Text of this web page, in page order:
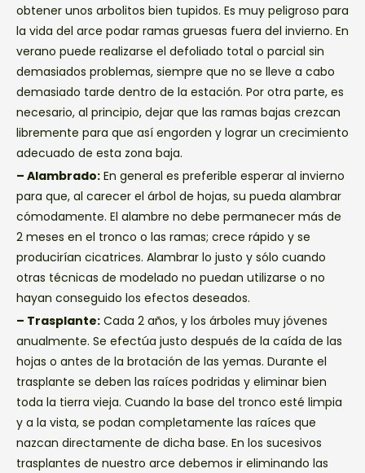
obtener unos arbolitos bien tupidos. Es muy peligroso para
la vida del arce podar ramas gruesas fuera del invierno. En
verano puede realizarse el defoliado total o parcial sin
demasiados problemas, siempre que no se lleve a cabo
demasiado tarde dentro de la estación. Por otra parte, es
necesario, al principio, dejar que las ramas bajas crezcan
libremente para que así engorden y lograr un crecimiento
adecuado de esta zona baja.
– Alambrado: En general es preferible esperar al invierno
para que, al carecer el árbol de hojas, su pueda alambrar
cómodamente. El alambre no debe permanecer más de
2 meses en el tronco o las ramas; crece rápido y se
producirían cicatrices. Alambrar lo justo y sólo cuando
otras técnicas de modelado no puedan utilizarse o no
hayan conseguido los efectos deseados.
– Trasplante: Cada 2 años, y los árboles muy jóvenes
anualmente. Se efectúa justo después de la caída de las
hojas o antes de la brotación de las yemas. Durante el
trasplante se deben las raíces podridas y eliminar bien
toda la tierra vieja. Cuando la base del tronco esté limpia
y a la vista, se podan completamente las raíces que
nazcan directamente de dicha base. En los sucesivos
trasplantes de nuestro arce debemos ir eliminando las